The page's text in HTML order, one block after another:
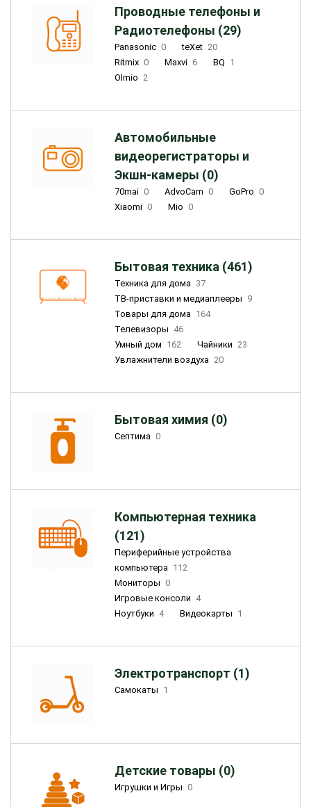
Проводные телефоны и
Радиотелефоны (29)
Panasonic 0 teXet 20
Ritmix 0 Maxvi 6 BQ 1
Olmio 2
Автомобильные
видеорегистраторы и
Экшн-камеры (0)
70mai 0 AdvoCam 0 GoPro 0
Xiaomi 0 Mio 0
Бытовая техника (461)
Техника для дома 37
ТВ-приставки и медиаплееры 9
Товары для дома 164
Телевизоры 46
Умный дом 162 Чайники 23
Увлажнители воздуха 20
Бытовая химия (0)
Септима 0
Компьютерная техника
(121)
Периферийные устройства
компьютера 112
Мониторы 0
Игровые консоли 4
Ноутбуки 4 Видеокарты 1
Электротранспорт (1)
Самокаты 1
Детские товары (0)
Игрушки и Игры 0